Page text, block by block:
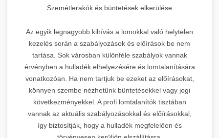
Szemétlerakók és büntetések elkerülése
Az egyik legnagyobb kihívás a lomokkal való helytelen
kezelés során a szabályozások és előírások be nem
tartása. Sok városban különféle szabályok vannak
érvényben a hulladék elhelyezésére és lomtalanítására
vonatkozóan. Ha nem tartjuk be ezeket az előírásokat,
könnyen szembe nézhetünk büntetésekkel vagy jogi
következményekkel. A profi lomtalanítók tisztában
vannak az aktuális szabályozásokkal és előírásokkal,
így biztosítják, hogy a hulladék megfelelően és